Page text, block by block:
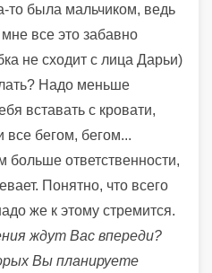
то была мальчиком, ведь
все это забавно
не сходит с лица Дарьи)
Надо меньше
вставать с кровати,
все бегом, бегом...
ответственности,
Понятно, что всего
же к этому стремится.
ждут Вас впереди?
Вы планируете